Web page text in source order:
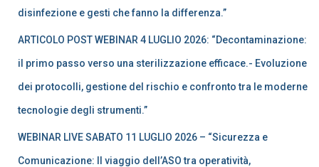
disinfezione e gesti che fanno la differenza.”
ARTICOLO POST WEBINAR 4 LUGLIO 2026: “Decontaminazione:
il primo passo verso una sterilizzazione efficace.- Evoluzione
dei protocolli, gestione del rischio e confronto tra le moderne
tecnologie degli strumenti.”
WEBINAR LIVE SABATO 11 LUGLIO 2026 – “Sicurezza e
Comunicazione: Il viaggio dell’ASO tra operatività,